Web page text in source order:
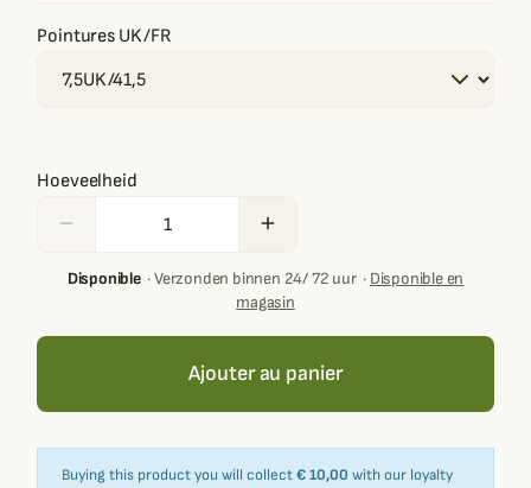
Pointures UK/FR
Hoeveelheid
remove add
Disponible·Verzonden binnen 24/ 72 uur· Disponible en
magasin
Ajouter au panier
Buying this product you will collect€ 10,00 with our loyalty